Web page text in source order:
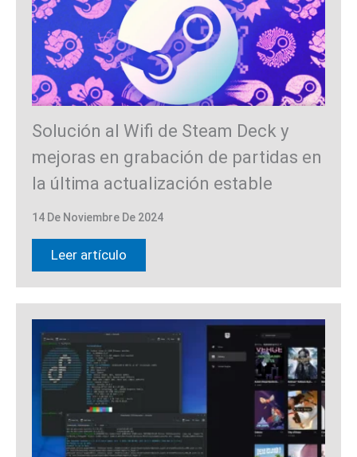
Solución al Wifi de Steam Deck y
mejoras en grabación de partidas en
la última actualización estable
14 De Noviembre De 2024
Leer artículo